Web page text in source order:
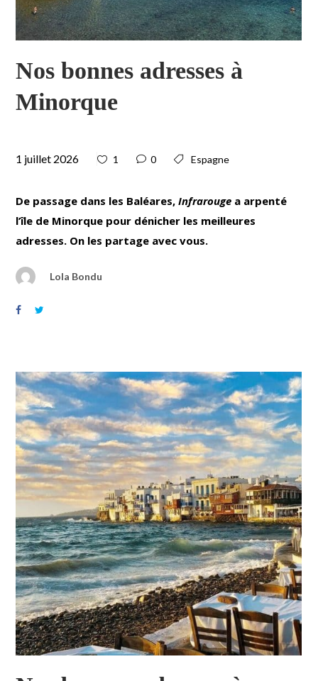
Nos bonnes adresses à
Minorque
1 juillet 2026 1 0 Espagne
De passage dans les Baléares,Infrarouge a arpenté
l’île de Minorque pour dénicher les meilleures
adresses. On les partage avec vous.
Lola Bondu